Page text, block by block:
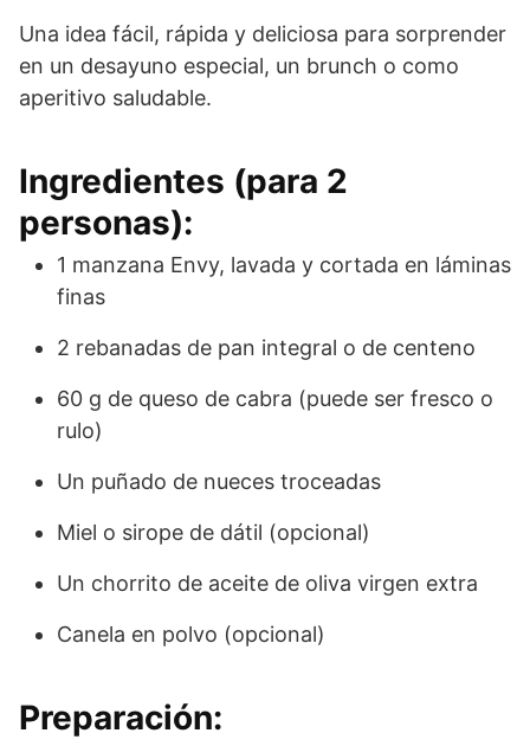
Una idea fácil, rápida y deliciosa para sorprender
en un desayuno especial, un brunch o como
aperitivo saludable.
Ingredientes (para 2
personas):
1 manzana Envy, lavada y cortada en láminas
finas
2 rebanadas de pan integral o de centeno
60 g de queso de cabra (puede ser fresco o
rulo)
Un puñado de nueces troceadas
Miel o sirope de dátil (opcional)
Un chorrito de aceite de oliva virgen extra
Canela en polvo (opcional)
Preparación: